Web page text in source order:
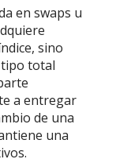
en swaps u
sino
total
a entregar
de una
una